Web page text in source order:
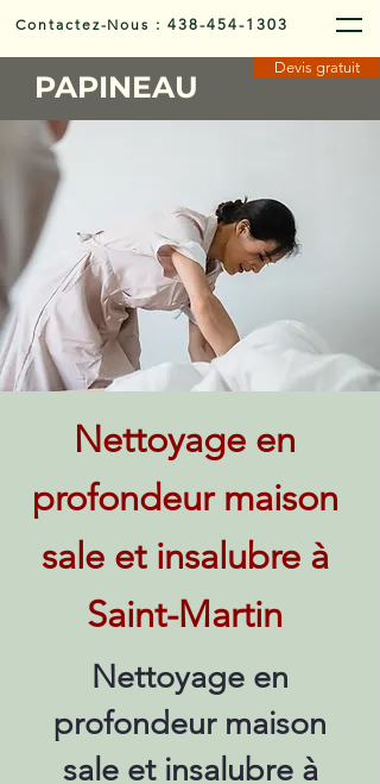
Contactez-Nous :438-454-1303
PAPINEAU
Devis gratuit
Nettoyage en
profondeur maison
sale et insalubre à
Saint-Martin
Nettoyage en
profondeur maison
sale et insalubre à